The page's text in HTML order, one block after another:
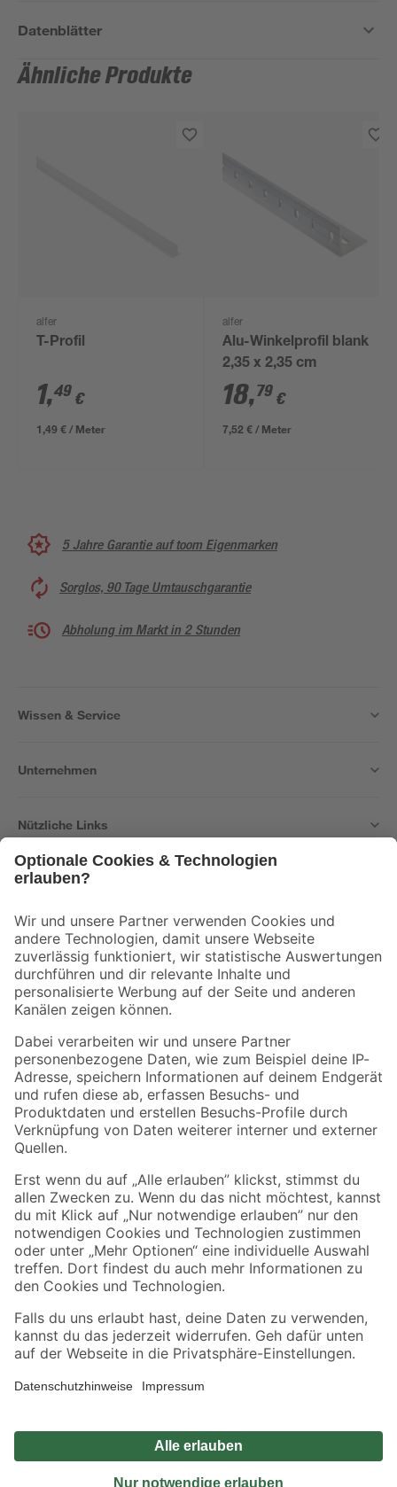
Datenblätter
Ähnliche Produkte
alfer
T-Profil
1,49 €
1,49 € / Meter
alfer
Alu-Winkelprofil blank
2,35 x 2,35 cm
18,79 €
7,52 € / Meter
5 Jahre Garantie auf toom Eigenmarken
Sorglos, 90 Tage Umtauschgarantie
Abholung im Markt in 2 Stunden
Wissen & Service
Unternehmen
Nützliche Links
Der toom Newsletter: Keine Angebote und Aktionen mehr verpassen!
Zur Newsletter Anmeldung
Folge uns
Zahlungsarten Versandarten
Sicher einkaufen
Jetzt die toom-App herunterladen
Alle Preisangaben in EUR inkl. gesetzl. MwSt.. Die dargestellten Angebote sind unter
Umständen nicht in allen Märkten verfügbar. Die angegebenen Verfügbarkeiten beziehen
Produkte nur solange der Vorrat reicht.
*Paketversand ab 59 € versandkostenfrei, gilt nicht für Artikel mit Speditionsversand, hier
Privatsphäre Impressum
Nutzungsbedingungen
Widerrufsrecht
Vertrag widerrufen